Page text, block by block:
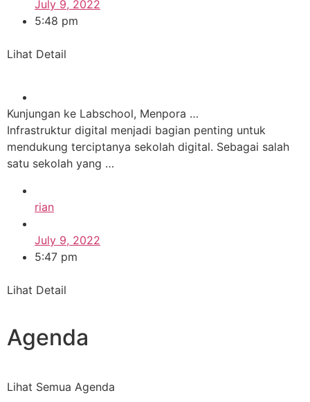
July 9, 2022
5:48 pm
Lihat Detail
Kunjungan ke Labschool, Menpora …
Infrastruktur digital menjadi bagian penting untuk
mendukung terciptanya sekolah digital. Sebagai salah
satu sekolah yang …
rian
July 9, 2022
5:47 pm
Lihat Detail
Agenda
Lihat Semua Agenda